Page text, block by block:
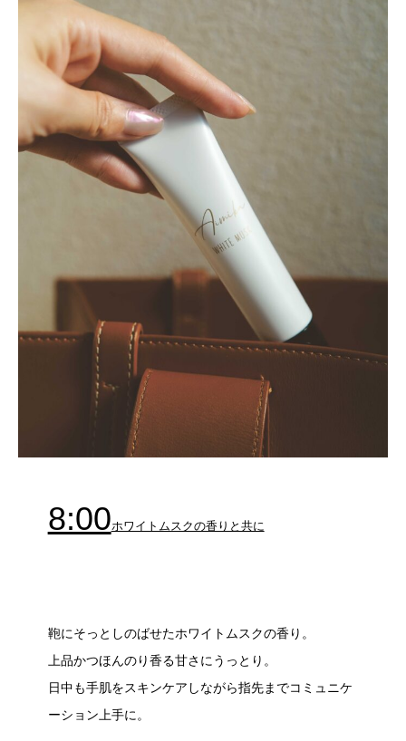
8:00ホワイトムスクの香りと共に
鞄にそっとしのばせたホワイトムスクの香り。
上品かつほんのり香る甘さにうっとり。
日中も手肌をスキンケアしながら指先までコミュニケ
ーション上手に。